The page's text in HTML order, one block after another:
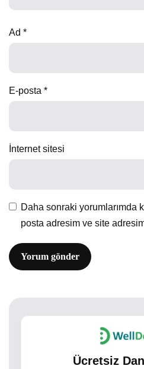
Ad *
E-posta *
İnternet sitesi
Daha sonraki yorumlarımda
posta adresim ve site
Ücretsiz